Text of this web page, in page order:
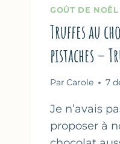
GOÛT DE NOËL
Truffes au
pistaches –
Par Carole 7
Je n’avais
proposer à